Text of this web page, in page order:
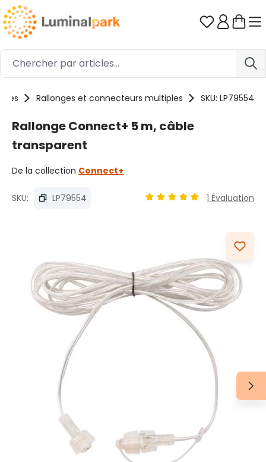
Passer au contenu principal Vous avez
Rallonges et connecteurs multiples SKU: LP79554
Rallonge Connect+ 5 m, câble
transparent
De la collection Connect+
SKU: LP79554 1 Évaluation